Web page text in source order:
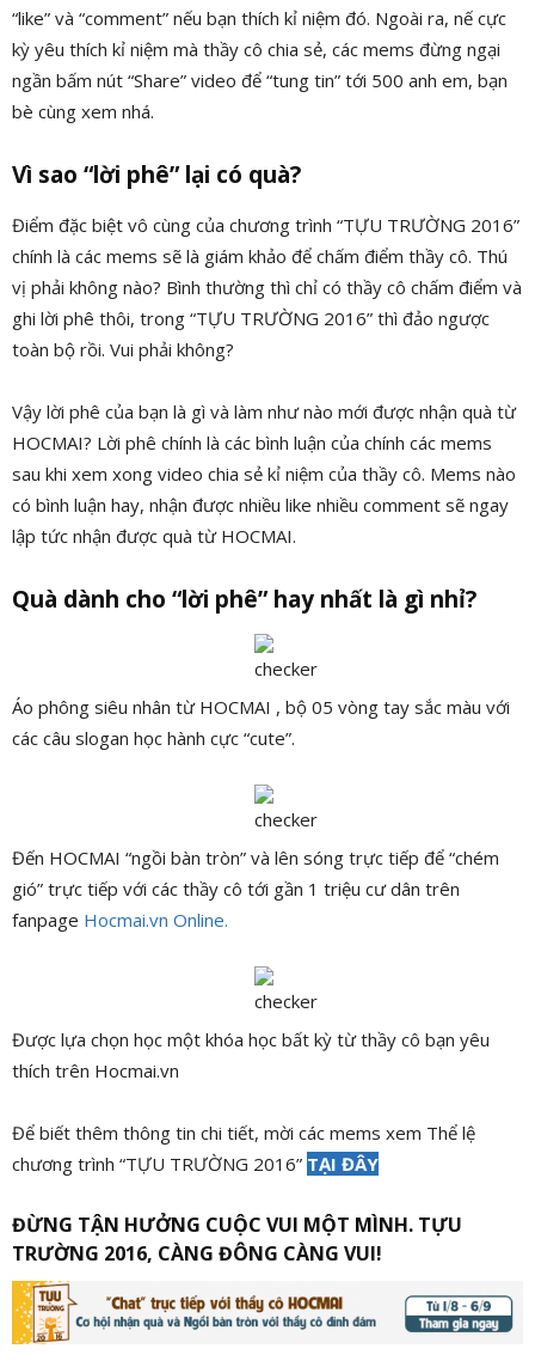
“like” và “comment” nếu bạn thích kỉ niệm đó. Ngoài ra, nế cực
kỳ yêu thích kỉ niệm mà thầy cô chia sẻ, các mems đừng ngại
ngần bấm nút “Share” video để “tung tin” tới 500 anh em, bạn
bè cùng xem nhá.
Vì sao “lời phê” lại có quà?
Điểm đặc biệt vô cùng của chương trình “TỰU TRƯỜNG 2016”
chính là các mems sẽ là giám khảo để chấm điểm thầy cô. Thú
vị phải không nào? Bình thường thì chỉ có thầy cô chấm điểm và
ghi lời phê thôi, trong “TỰU TRƯỜNG 2016” thì đảo ngược
toàn bộ rồi. Vui phải không?
Vậy lời phê của bạn là gì và làm như nào mới được nhận quà từ
HOCMAI? Lời phê chính là các bình luận của chính các mems
sau khi xem xong video chia sẻ kỉ niệm của thầy cô. Mems nào
có bình luận hay, nhận được nhiều like nhiều comment sẽ ngay
lập tức nhận được quà từ HOCMAI.
Quà dành cho “lời phê” hay nhất là gì nhỉ?
Áo phông siêu nhân từ HOCMAI , bộ 05 vòng tay sắc màu với
các câu slogan học hành cực “cute”.
Đến HOCMAI “ngồi bàn tròn” và lên sóng trực tiếp để “chém
gió” trực tiếp với các thầy cô tới gần 1 triệu cư dân trên
fanpage Hocmai.vn Online.
Được lựa chọn học một khóa học bất kỳ từ thầy cô bạn yêu
thích trên Hocmai.vn
Để biết thêm thông tin chi tiết, mời các mems xem Thể lệ
chương trình “TỰU TRƯỜNG 2016” TẠI ĐÂY
ĐỪNG TẬN HƯỞNG CUỘC VUI MỘT MÌNH. TỰU
TRƯỜNG 2016, CÀNG ĐÔNG CÀNG VUI!